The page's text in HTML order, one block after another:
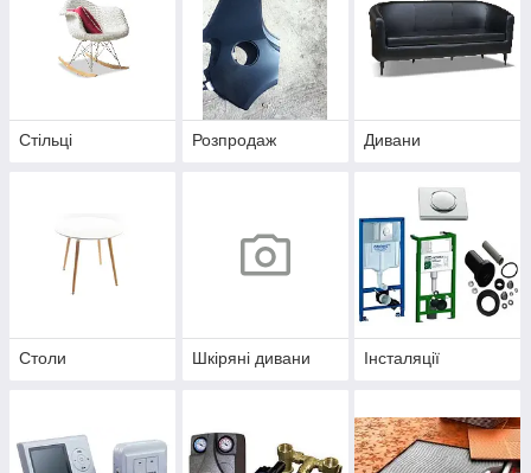
Стільці Розпродаж Дивани
Столи Шкіряні дивани Інсталяції